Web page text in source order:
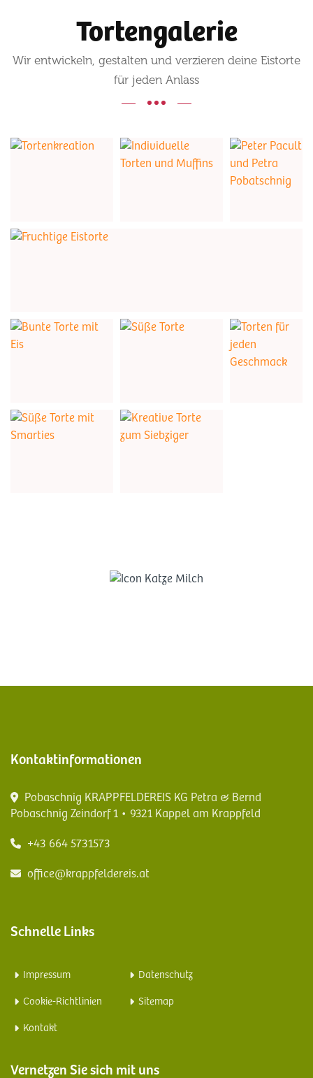
Tortengalerie
Wir entwickeln, gestalten und verzieren deine Eistorte
für jeden Anlass
Kontaktinformationen
Pobaschnig KRAPPFELDEREIS KG Petra & Bernd
Pobaschnig Zeindorf 1 • 9321 Kappel am Krappfeld
+43 664 5731573
office@krappfeldereis.at
Schnelle Links
Impressum Datenschutz
Cookie-Richtlinien Sitemap
Kontakt
Vernetzen Sie sich mit uns